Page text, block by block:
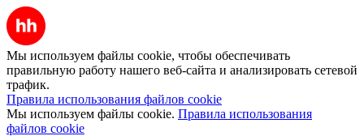
Мы используем файлы cookie, чтобы обеспечивать
правильную работу нашего веб-сайта и анализировать сетевой
трафик.
Правила использования файлов cookie
Мы используем файлы cookie. Правила использования
файлов cookie